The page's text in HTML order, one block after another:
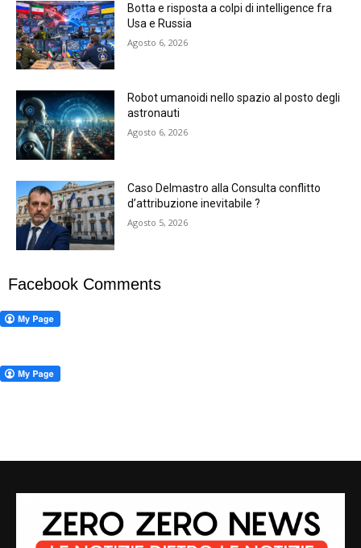
Botta e risposta a colpi di intelligence fra
Usa e Russia
Agosto 6, 2026
Robot umanoidi nello spazio al posto degli
astronauti
Agosto 6, 2026
Caso Delmastro alla Consulta conflitto
d’attribuzione inevitabile ?
Agosto 5, 2026
Facebook Comments